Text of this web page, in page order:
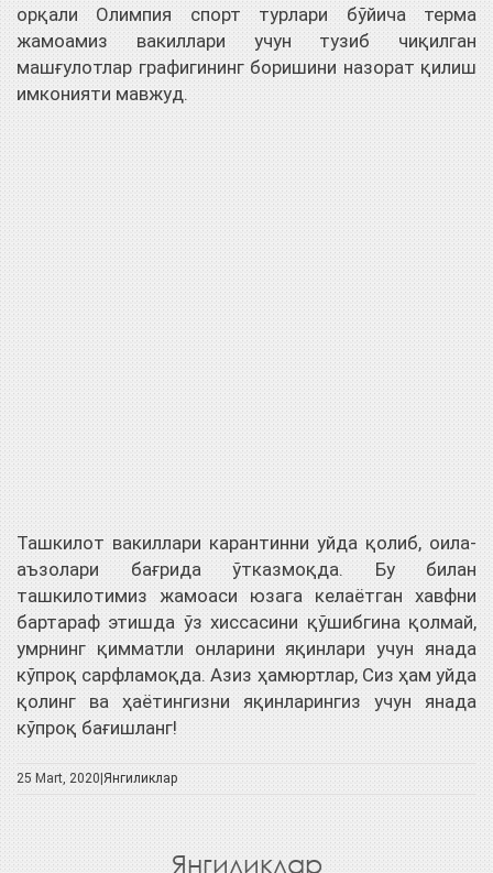
орқали Олимпия спорт турлари бўйича терма
жамоамиз вакиллари учун тузиб чиқилган
машғулотлар графигининг боришини назорат қилиш
имконияти мавжуд.
Ташкилот вакиллари карантинни уйда қолиб, оила-
аъзолари бағрида ўтказмоқда. Бу билан
ташкилотимиз жамоаси юзага келаётган хавфни
бартараф этишда ўз хиссасини қўшибгина қолмай,
умрнинг қимматли онларини яқинлари учун янада
кўпроқ сарфламоқда. Азиз ҳамюртлар, Сиз ҳам уйда
қолинг ва ҳаётингизни яқинларингиз учун янада
кўпроқ бағишланг!
25 Mart, 2020| Янгиликлар
Янгиликлар